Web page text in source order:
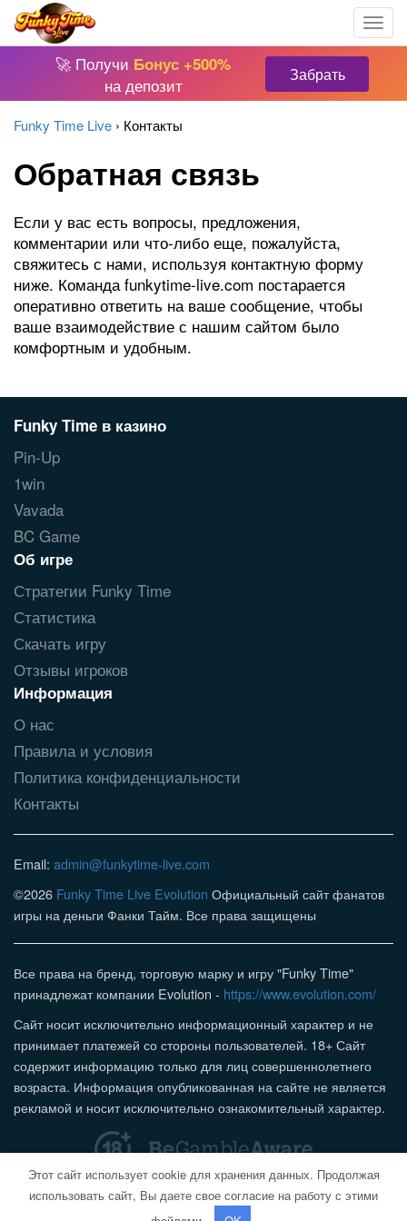
🚀 Получи Бонус +500%
на депозит Забрать
Funky Time Live › Контакты
Обратная связь
Если у вас есть вопросы, предложения,
комментарии или что-либо еще, пожалуйста,
свяжитесь с нами, используя контактную форму
ниже. Команда funkytime-live.com постарается
оперативно ответить на ваше сообщение, чтобы
ваше взаимодействие с нашим сайтом было
комфортным и удобным.
Funky Time в казино
Pin-Up
1win
Vavada
BC Game
Об игре
Стратегии Funky Time
Статистика
Скачать игру
Отзывы игроков
Информация
О нас
Правила и условия
Политика конфиденциальности
Контакты
Email: admin@funkytime-live.com
©2026 Funky Time Live Evolution Официальный сайт фанатов
игры на деньги Фанки Тайм. Все права защищены
Все права на бренд, торговую марку и игру "Funky Time"
принадлежат компании Evolution - https://www.evolution.com/
Сайт носит исключительно информационный характер и не
принимает платежей со стороны пользователей. 18+ Сайт
содержит информацию только для лиц совершеннолетнего
возраста. Информация опубликованная на сайте не является
рекламой и носит исключительно ознакомительный характер.
Этот сайт использует cookie для хранения данных. Продолжая
использовать сайт, Вы даете свое согласие на работу с этими